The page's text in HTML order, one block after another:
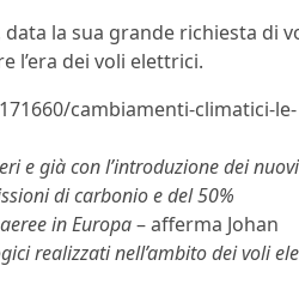
la sua grande richiesta di
l’era dei voli elettrici.
cambiamenti-climatici-le-
e già con l’introduzione dei nuovi
di carbonio e del 50%
in Europa– afferma Johan
realizzati nell’ambito dei voli